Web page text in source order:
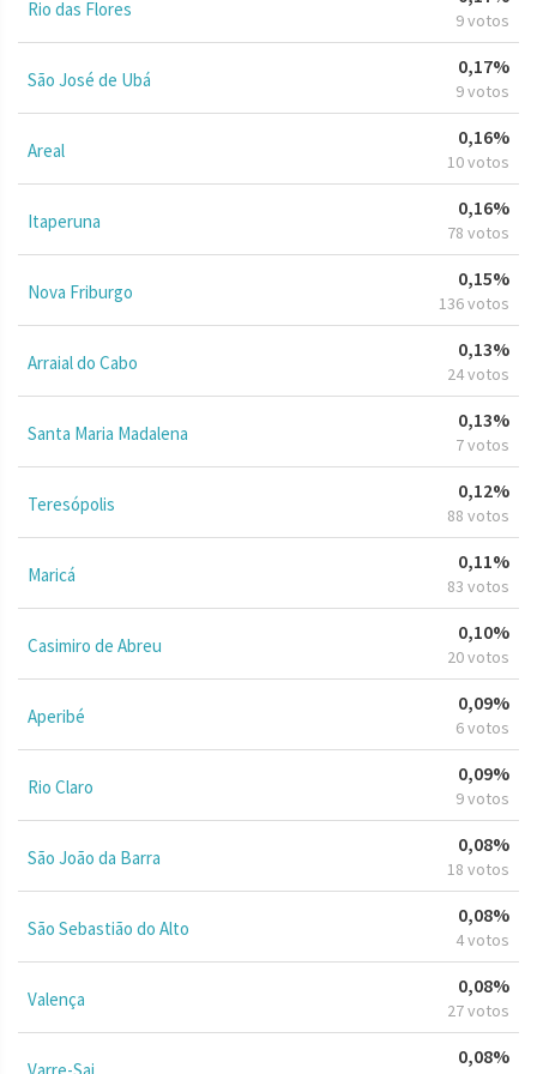
Rio das Flores 9 votos
São José de Ubá
0,17%
9 votos
Areal
0,16%
10 votos
Itaperuna
0,16%
78 votos
Nova Friburgo
0,15%
136 votos
Arraial do Cabo
0,13%
24 votos
Santa Maria Madalena
0,13%
7 votos
Teresópolis
0,12%
88 votos
Maricá
0,11%
83 votos
Casimiro de Abreu
0,10%
20 votos
Aperibé
0,09%
6 votos
Rio Claro
0,09%
9 votos
São João da Barra
0,08%
18 votos
São Sebastião do Alto
0,08%
4 votos
Valença
0,08%
27 votos
0,08%